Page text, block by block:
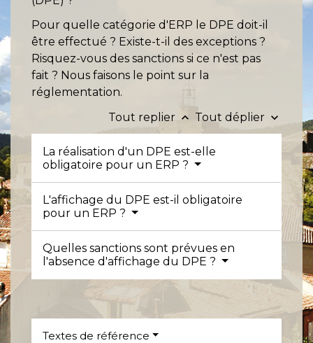
Pour quelle catégorie d'ERP le DPE doit-il
être effectué ? Existe-t-il des exceptions ?
Risquez-vous des sanctions si ce n'est pas
fait ? Nous faisons le point sur la
réglementation.
Tout replier keyboard_arrow_up Tout déplier keyboard_arrow_down
La réalisation d'un DPE est-elle
obligatoire pour un ERP ?
L'affichage du DPE est-il obligatoire
pour un ERP ?
Quelles sanctions sont prévues en
l'absence d'affichage du DPE ?
Textes de référence